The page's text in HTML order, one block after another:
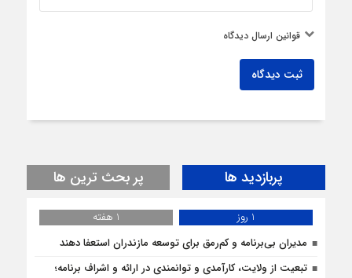
قوانین ارسال دیدگاه
ثبت دیدگاه
پربازدید ها پر بحث ترین ها
1 روز
1 هفته
مدیران بی‌برنامه و کم‌رمق برای توسعه مازندران استعفا دهند
تبعیت از ولایت، کارآمدی و توانمندی در ارائه و اشراف برنامه؛